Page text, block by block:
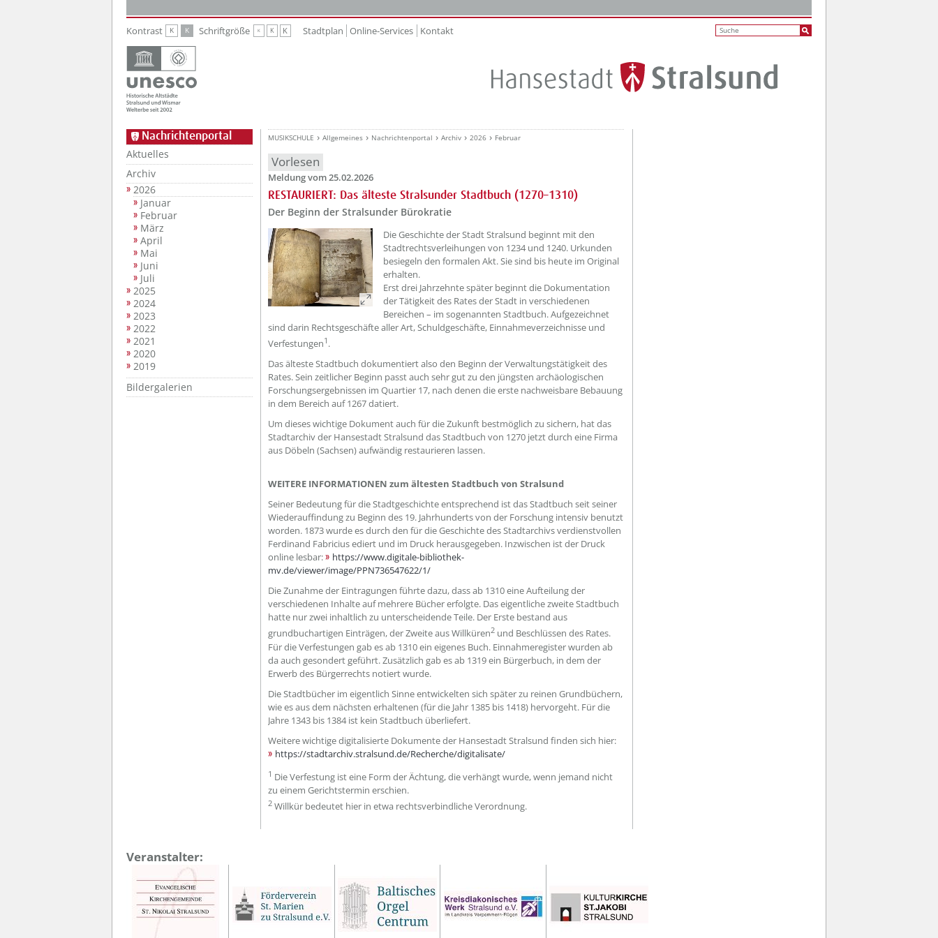
Kontrast K K Schriftgröße K K K Stadtplan Online-Services Kontakt
Nachrichtenportal
Aktuelles
Archiv
2026
Januar
Februar
März
April
Mai
Juni
Juli
2025
2024
2023
2022
2021
2020
2019
Bildergalerien
MUSIKSCHULE Allgemeines Nachrichtenportal Archiv 2026 Februar
Vorlesen
Meldung vom 25.02.2026
RESTAURIERT: Das älteste Stralsunder Stadtbuch (1270–1310)
Der Beginn der Stralsunder Bürokratie
??? absaetzeOben[1]/titel ???
Die Geschichte der Stadt Stralsund beginnt mit den
Stadtrechtsverleihungen von 1234 und 1240. Urkunden
besiegeln den formalen Akt. Sie sind bis heute im Original
erhalten.
Erst drei Jahrzehnte später beginnt die Dokumentation
der Tätigkeit des Rates der Stadt in verschiedenen
Bereichen – im sogenannten Stadtbuch. Aufgezeichnet
sind darin Rechtsgeschäfte aller Art, Schuldgeschäfte, Einnahmeverzeichnisse und
Verfestungen1 .
Das älteste Stadtbuch dokumentiert also den Beginn der Verwaltungstätigkeit des
Rates. Sein zeitlicher Beginn passt auch sehr gut zu den jüngsten archäologischen
Forschungsergebnissen im Quartier 17, nach denen die erste nachweisbare Bebauung
in dem Bereich auf 1267 datiert.
Um dieses wichtige Dokument auch für die Zukunft bestmöglich zu sichern, hat das
Stadtarchiv der Hansestadt Stralsund das Stadtbuch von 1270 jetzt durch eine Firma
aus Döbeln (Sachsen) aufwändig restaurieren lassen.
WEITERE INFORMATIONEN zum ältesten Stadtbuch von Stralsund
Seiner Bedeutung für die Stadtgeschichte entsprechend ist das Stadtbuch seit seiner
Wiederauffindung zu Beginn des 19. Jahrhunderts von der Forschung intensiv benutzt
worden. 1873 wurde es durch den für die Geschichte des Stadtarchivs verdienstvollen
Ferdinand Fabricius ediert und im Druck herausgegeben. Inzwischen ist der Druck
online lesbar:
https://www.digitale-bibliothek-
mv.de/viewer/image/PPN736547622/1/
Die Zunahme der Eintragungen führte dazu, dass ab 1310 eine Aufteilung der
verschiedenen Inhalte auf mehrere Bücher erfolgte. Das eigentliche zweite Stadtbuch
hatte nur zwei inhaltlich zu unterscheidende Teile. Der Erste bestand aus
grundbuchartigen Einträgen, der Zweite aus Willküren2 und Beschlüssen des Rates.
Für die Verfestungen gab es ab 1310 ein eigenes Buch. Einnahmeregister wurden ab
da auch gesondert geführt. Zusätzlich gab es ab 1319 ein Bürgerbuch, in dem der
Erwerb des Bürgerrechts notiert wurde.
Die Stadtbücher im eigentlich Sinne entwickelten sich später zu reinen Grundbüchern,
wie es aus dem nächsten erhaltenen (für die Jahr 1385 bis 1418) hervorgeht. Für die
Jahre 1343 bis 1384 ist kein Stadtbuch überliefert.
Weitere wichtige digitalisierte Dokumente der Hansestadt Stralsund finden sich hier:
https://stadtarchiv.stralsund.de/Recherche/digitalisate/
1 Die Verfestung ist eine Form der Ächtung, die verhängt wurde, wenn jemand nicht
zu einem Gerichtstermin erschien.
2 Willkür bedeutet hier in etwa rechtsverbindliche Verordnung.
Veranstalter: